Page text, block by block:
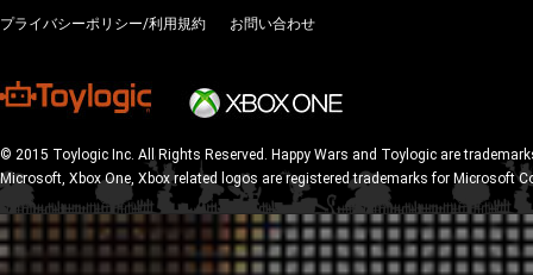
プライバシーポリシー/利用規約 お問い合わせ
© 2015 Toylogic Inc. All Rights Reserved. Happy Wars and Toylogic are
Microsoft, Xbox One, Xbox related logos are registered trademarks for Microsoft